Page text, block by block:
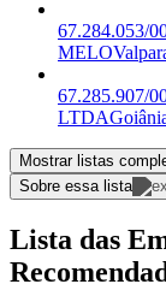
67.284.053/
MELO
67.285.907/
LTDA
Mostrar listas
Sobre essa lista
Lista das